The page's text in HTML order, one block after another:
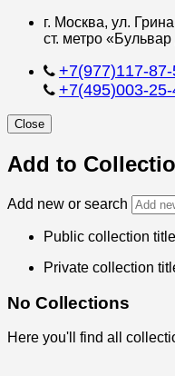
г. Москва, ул.
ст. метро
+7(977)117-
+7(495)003-
Close
Add to
Add new or search
Public collection title
Private collection
No Collections
Here you'll find all